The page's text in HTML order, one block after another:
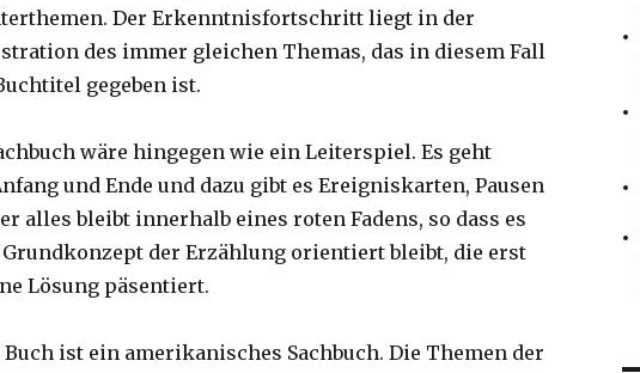
Der Erkenntnisfortschritt liegt in der
des immer gleichen Themas, das in diesem Fall
gegeben ist.
wäre hingegen wie ein Leiterspiel. Es geht
und Ende und dazu gibt es Ereigniskarten, Pausen
alles bleibt innerhalb eines roten Fadens, so dass es
der Erzählung orientiert bleibt, die erst
Lösung päsentiert.
ist ein amerikanisches Sachbuch. Die Themen der